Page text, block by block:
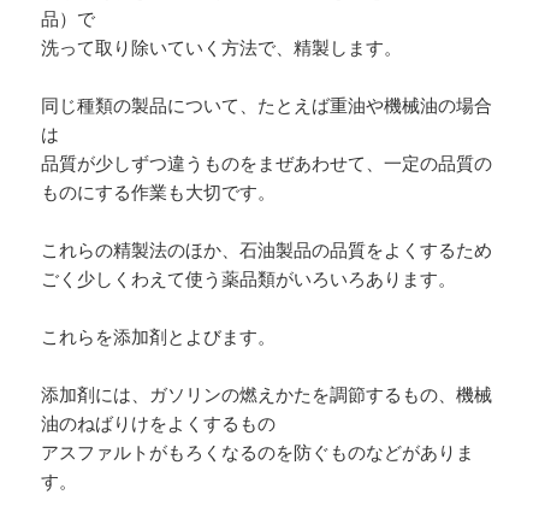
品）で
洗って取り除いていく方法で、精製します。
同じ種類の製品について、たとえば重油や機械油の場合
は
品質が少しずつ違うものをまぜあわせて、一定の品質の
ものにする作業も大切です。
これらの精製法のほか、石油製品の品質をよくするため
ごく少しくわえて使う薬品類がいろいろあります。
これらを添加剤とよびます。
添加剤には、ガソリンの燃えかたを調節するもの、機械
油のねばりけをよくするもの
アスファルトがもろくなるのを防ぐものなどがありま
す。